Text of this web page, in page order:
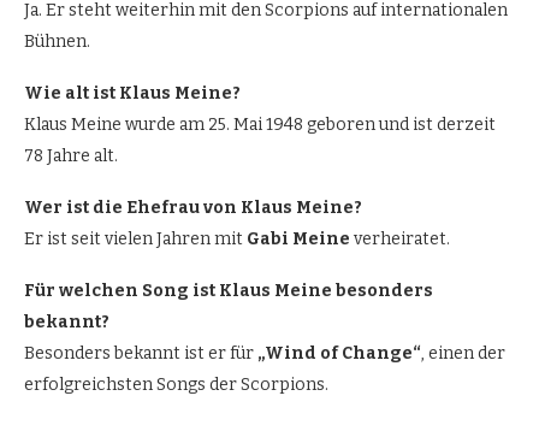
Ja. Er steht weiterhin mit den Scorpions auf internationalen
Bühnen.
Wie alt ist Klaus Meine?
Klaus Meine wurde am 25. Mai 1948 geboren und ist derzeit
78 Jahre alt.
Wer ist die Ehefrau von Klaus Meine?
Er ist seit vielen Jahren mit Gabi Meine verheiratet.
Für welchen Song ist Klaus Meine besonders
bekannt?
Besonders bekannt ist er für „Wind of Change“, einen der
erfolgreichsten Songs der Scorpions.